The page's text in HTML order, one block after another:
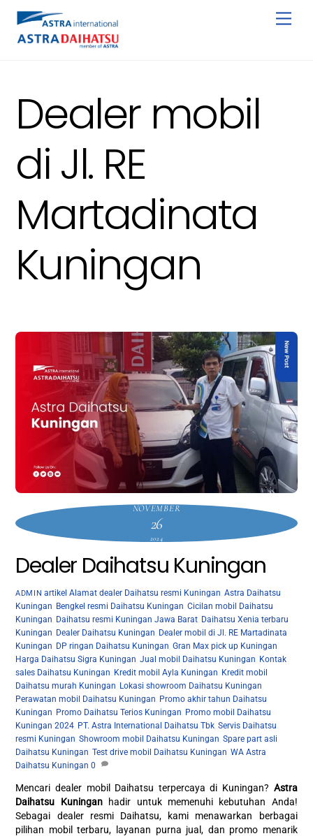
Skip
content
Dealer mobil
di Jl. RE
Martadinata
Kuningan
NOVEMBER
26
2024
Dealer Daihatsu Kuningan
ADMIN artikel Alamat dealer Daihatsu resmi Kuningan ,Astra Daihatsu
Kuningan Bengkel resmi Daihatsu Kuningan ,Cicilan mobil Daihatsu
Kuningan Daihatsu resmi Kuningan Jawa Barat Daihatsu Xenia terbaru
Kuningan Dealer Daihatsu Kuningan Dealer mobil di Jl. RE Martadinata
Kuningan DP ringan Daihatsu Kuningan ,Gran Max pick up Kuningan
Harga Daihatsu Sigra Kuningan ,Jual mobil Daihatsu Kuningan Kontak
sales Daihatsu Kuningan Kredit mobil Ayla Kuningan Kredit mobil
Daihatsu murah Kuningan Lokasi showroom Daihatsu Kuningan
Perawatan mobil Daihatsu Kuningan Promo akhir tahun Daihatsu
Kuningan Promo Daihatsu Terios Kuningan Promo mobil Daihatsu
Kuningan 2024 PT. Astra International Daihatsu Tbk ,Servis Daihatsu
resmi Kuningan ,Showroom mobil Daihatsu Kuningan ,Spare part asli
Daihatsu Kuningan ,Test drive mobil Daihatsu Kuningan ,WA Astra
Daihatsu Kuningan 0
Mencari dealer mobil Daihatsu terpercaya di Kuningan? Astra
Daihatsu Kuninganhadir untuk memenuhi kebutuhan Anda!
Sebagai dealer resmi Daihatsu, kami menawarkan berbagai
pilihan mobil terbaru, layanan purna jual, dan promo menarik